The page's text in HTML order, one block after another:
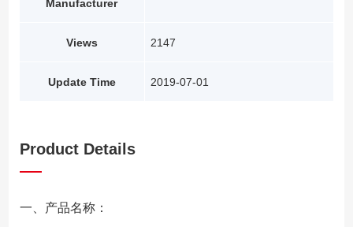
Manufacturer
Views
Update Time
2147
2019-07-01
Product Details
一、产品名称：